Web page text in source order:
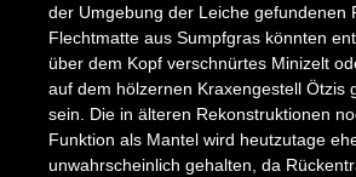
der Umgebung der Leiche gefundenen
Flechtmatte aus Sumpfgras könnten
über dem Kopf verschnürtes Minizelt
auf dem hölzernen Kraxengestell Ötzis
sein. Die in älteren Rekonstruktionen
Funktion als Mantel wird heutzutage
unwahrscheinlich gehalten, da